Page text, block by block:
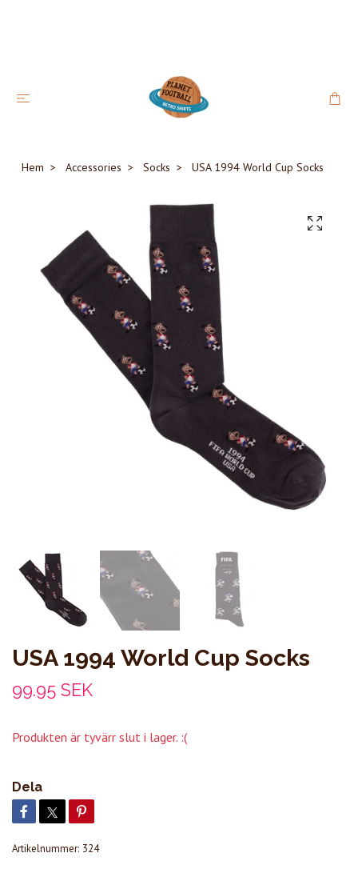
Hem Accessories Socks USA 1994 World Cup Socks
USA 1994 World Cup Socks
99.95 SEK
Produkten är tyvärr slut i lager. :(
Dela
Artikelnummer: 324